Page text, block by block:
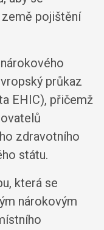
pojištění
průkaz
EHIC), přičemž
zdravotního
státu.
která se
nárokovým